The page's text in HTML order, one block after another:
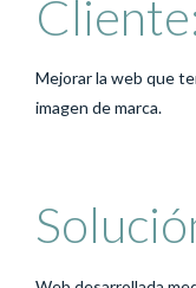
Mejorar la web que
imagen de marca.